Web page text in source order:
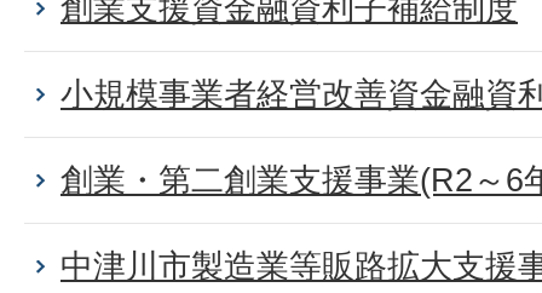
創業支援資金融資利子補給制度
小規模事業者経営改善資金融資
創業・第二創業支援事業(R2～6
中津川市製造業等販路拡大支援